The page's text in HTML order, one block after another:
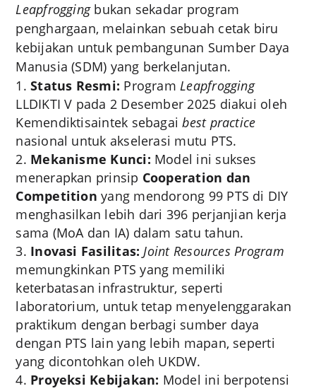
Leapfroggingbukan sekadar program
penghargaan, melainkan sebuah cetak biru
kebijakan untuk pembangunan Sumber Daya
Manusia (SDM) yang berkelanjutan.
Status Resmi: ProgramLeapfrogging
LLDIKTI V pada 2 Desember 2025 diakui oleh
Kemendiktisaintek sebagaibest practice
nasional untuk akselerasi mutu PTS.
Mekanisme Kunci: Model ini sukses
menerapkan prinsip Cooperation dan
Competition yang mendorong 99 PTS di DIY
menghasilkan lebih dari 396 perjanjian kerja
sama (MoA dan IA) dalam satu tahun.
Inovasi Fasilitas: Joint Resources Program
memungkinkan PTS yang memiliki
keterbatasan infrastruktur, seperti
laboratorium, untuk tetap menyelenggarakan
praktikum dengan berbagi sumber daya
dengan PTS lain yang lebih mapan, seperti
yang dicontohkan oleh UKDW.
Proyeksi Kebijakan: Model ini berpotensi